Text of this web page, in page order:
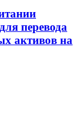
перевода
активов на